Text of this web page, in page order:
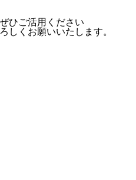
ひご活用ください
しくお願いいたします。